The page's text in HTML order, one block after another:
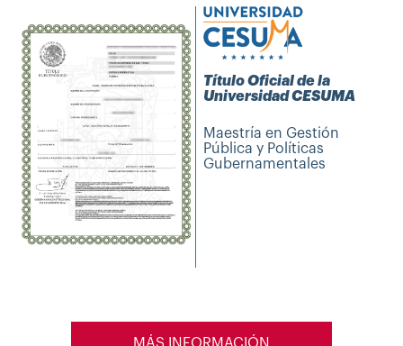
Título Oficial de la
Universidad CESUMA
Maestría en Gestión
Pública y Políticas
Gubernamentales
MÁS INFORMACIÓN